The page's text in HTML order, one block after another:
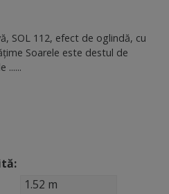
SOL 112, efect de oglindă, cu
Soarele este destul de
......
1.52 m